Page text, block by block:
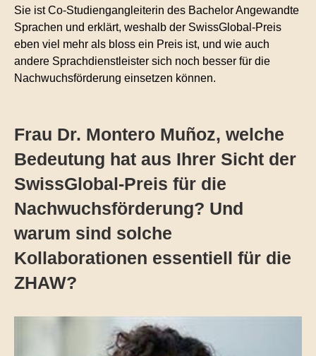
Sie ist Co-Studiengangleiterin des Bachelor Angewandte
Sprachen und erklärt, weshalb der SwissGlobal-Preis
eben viel mehr als bloss ein Preis ist, und wie auch
andere Sprachdienstleister sich noch besser für die
Nachwuchsförderung einsetzen können.
Frau Dr. Montero Muñoz, welche
Bedeutung hat aus Ihrer Sicht der
SwissGlobal-Preis für die
Nachwuchsförderung? Und
warum sind solche
Kollaborationen essentiell für die
ZHAW?